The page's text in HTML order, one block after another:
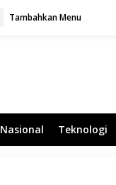
Tambahkan Menu
Nasional Teknologi